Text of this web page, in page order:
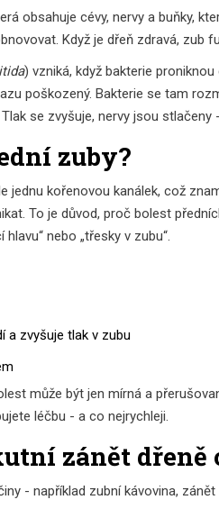
obsahuje cévy, nervy a buňky,
Když je dřeň zdravá, zub
) vzniká, když bakterie
poškozený. Bakterie se tam
se zvyšuje, nervy jsou stlačeny
zuby?
jednu kořenovou kanálek, což
To je důvod, proč bolest
nebo „třesky v zubu“.
a zvyšuje tlak v zubu
může být jen mírná a
léčbu - a co nejrychleji.
zánět
- například zubní kávovina,